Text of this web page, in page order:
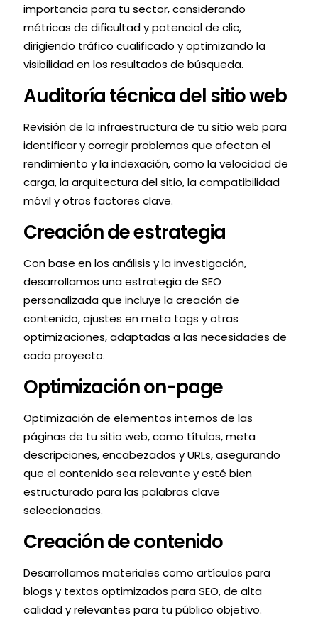
importancia para tu sector, considerando
métricas de dificultad y potencial de clic,
dirigiendo tráfico cualificado y optimizando la
visibilidad en los resultados de búsqueda.
Auditoría técnica del sitio web
Revisión de la infraestructura de tu sitio web para
identificar y corregir problemas que afectan el
rendimiento y la indexación, como la velocidad de
carga, la arquitectura del sitio, la compatibilidad
móvil y otros factores clave.
Creación de estrategia
Con base en los análisis y la investigación,
desarrollamos una estrategia de SEO
personalizada que incluye la creación de
contenido, ajustes en meta tags y otras
optimizaciones, adaptadas a las necesidades de
cada proyecto.
Optimización on-page
Optimización de elementos internos de las
páginas de tu sitio web, como títulos, meta
descripciones, encabezados y URLs, asegurando
que el contenido sea relevante y esté bien
estructurado para las palabras clave
seleccionadas.
Creación de contenido
Desarrollamos materiales como artículos para
blogs y textos optimizados para SEO, de alta
calidad y relevantes para tu público objetivo.